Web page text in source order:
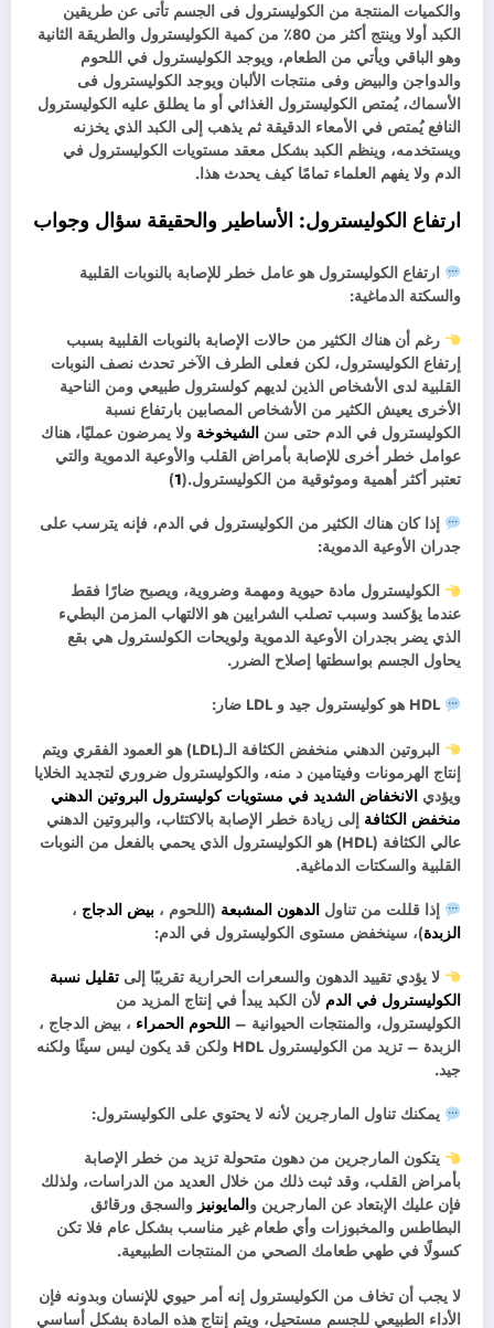
والكميات المنتجة من الكوليسترول فى الجسم تأتى عن طريقين
الكبد أولا وينتج أكثر من 80٪ من كمية الكوليسترول والطريقة الثانية
وهو الباقي ويأتي من الطعام، ويوجد الكوليسترول في اللحوم
والدواجن والبيض وفى منتجات الألبان ويوجد الكوليسترول فى
الأسماك، يُمتص الكوليسترول الغذائي أو ما يطلق عليه الكوليسترول
النافع يُمتص في الأمعاء الدقيقة ثم يذهب إلى الكبد الذي يخزنه
ويستخدمه، وينظم الكبد بشكل معقد مستويات الكوليسترول في
الدم ولا يفهم العلماء تمامًا كيف يحدث هذا.
ارتفاع الكوليسترول: الأساطير والحقيقة سؤال وجواب
ارتفاع الكوليسترول هو عامل خطر للإصابة بالنوبات القلبية
والسكتة الدماغية:
رغم أن هناك الكثير من حالات الإصابة بالنوبات القلبية بسبب
إرتفاع الكوليسترول، لكن فعلى الطرف الآخر تحدث نصف النوبات
القلبية لدى الأشخاص الذين لديهم كولسترول طبيعي ومن الناحية
الأخرى يعيش الكثير من الأشخاص المصابين بارتفاع نسبة
الكوليسترول في الدم حتى سن الشيخوخة ولا يمرضون عمليًا، هناك
عوامل خطر أخرى للإصابة بأمراض القلب والأوعية الدموية والتي
تعتبر أكثر أهمية وموثوقية من الكوليسترول.(1
)
إذا كان هناك الكثير من الكوليسترول في الدم، فإنه يترسب على
جدران الأوعية الدموية:
الكوليسترول مادة حيوية ومهمة وضروية، ويصبح ضارًا فقط
عندما يؤكسد وسبب تصلب الشرايين هو الالتهاب المزمن البطيء
الذي يضر بجدران الأوعية الدموية ولويحات الكولسترول هي بقع
يحاول الجسم بواسطتها إصلاح الضرر.
HDL هو كوليسترول جيد و LDL ضار:
البروتين الدهني منخفض الكثافة الـ(LDL) هو العمود الفقري ويتم
إنتاج الهرمونات وفيتامين د منه، والكوليسترول ضروري لتجديد الخلايا
ويؤدي الانخفاض الشديد في مستويات كوليسترول البروتين الدهني
منخفض الكثافة إلى زيادة خطر الإصابة بالاكتئاب، والبروتين الدهني
عالي الكثافة (HDL) هو الكوليسترول الذي يحمي بالفعل من النوبات
القلبية والسكتات الدماغية.
إذا قللت من تناولالدهون المشبعة (اللحوم ،بيض الدجاج ،
الزبدة)، سينخفض مستوى الكوليسترول في الدم:
لا يؤدي تقييد الدهون والسعرات الحرارية تقريبًا إلىتقليل نسبة
الكوليسترول في الدم لأن الكبد يبدأ في إنتاج المزيد من
الكوليسترول، والمنتجات الحيوانية – اللحوم الحمراء ، بيض الدجاج ،
الزبدة – تزيد من الكوليسترول HDL ولكن قد يكون ليس سيئًا ولكنه
جيد.
يمكنك تناول المارجرين لأنه لا يحتوي على الكوليسترول:
يتكون المارجرين من دهون متحولة تزيد من خطر الإصابة
بأمراض القلب، وقد ثبت ذلك من خلال العديد من الدراسات، ولذلك
فإن عليك الإبتعاد عن المارجرين والمايونيز والسجق ورقائق
البطاطس والمخبوزات وأي طعام غير مناسب بشكل عام فلا تكن
كسولًا في طهي طعامك الصحي من المنتجات الطبيعية.
لا يجب أن تخاف من الكوليسترول إنه أمر حيوي للإنسان وبدونه فإن
الأداء الطبيعي للجسم مستحيل، ويتم إنتاج هذه المادة بشكل أساسي